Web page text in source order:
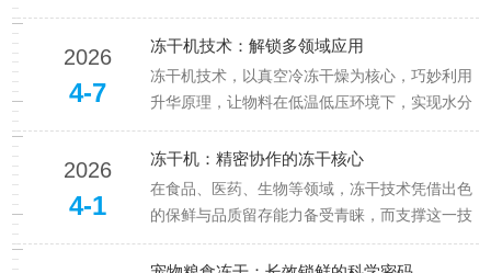
葱姜蒜粉，到工业生产的复合调味料，传统干燥
工艺常让作料的鲜香与活性折损，而冻干机的出
现，以性的冻干工艺，为作料加工开辟出一条锁
鲜留香的新路径，让每一份作料都...
2026
4-7
冻干机技术：解锁多领域应用
冻干机技术，以真空冷冻干燥为核心，巧妙利用
升华原理，让物料在低温低压环境下，实现水分
从固态到气态的跨越，保留活性成分与结构完整
性。这项兼具高效、稳定、绿色特质的技术，早
已突破单一领域局限，在食品、医药、生物、化
工等关键领域大放异彩，成为推动...
2026
4-1
冻干机：精密协作的冻干核心
在食品、医药、生物等领域，冻干技术凭借出色
的保鲜与品质留存能力备受青睐，而支撑这一技
术的冻干机，是一套由多个精密机构协同运作的
复杂系统。各组成部分各司其职，共同完成物料